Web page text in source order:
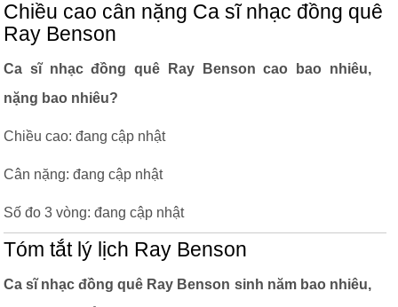
Chiều cao cân nặng Ca sĩ nhạc đồng quê
Ray Benson
Ca sĩ nhạc đồng quê Ray Benson cao bao nhiêu,
nặng bao nhiêu?
Chiều cao: đang cập nhật
Cân nặng: đang cập nhật
Số đo 3 vòng: đang cập nhật
Tóm tắt lý lịch Ray Benson
Ca sĩ nhạc đồng quê Ray Benson sinh năm bao nhiêu,